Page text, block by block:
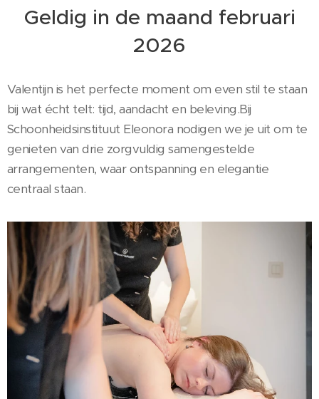
Geldig in de maand februari
2026
Valentijn is het perfecte moment om even stil te staan
bij wat écht telt: tijd, aandacht en beleving.Bij
Schoonheidsinstituut Eleonora nodigen we je uit om te
genieten van drie zorgvuldig samengestelde
arrangementen, waar ontspanning en elegantie
centraal staan.